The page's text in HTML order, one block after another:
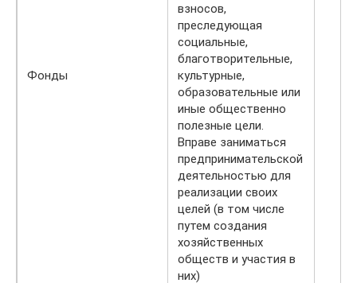
Фонды
взносов,
преследующая
социальные,
благотворительные,
культурные,
образовательные или
иные общественно
полезные цели.
Вправе заниматься
предпринимательской
деятельностью для
реализации своих
целей (в том числе
путем создания
хозяйственных
обществ и участия в
них)